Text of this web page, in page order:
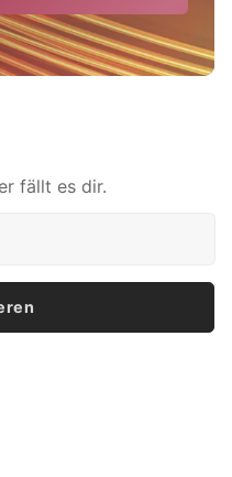
fällt es dir.